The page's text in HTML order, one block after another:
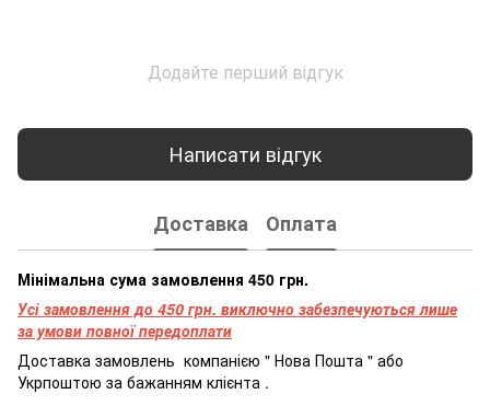
Додайте перший відгук
Написати відгук
Доставка Оплата
Мінімальна сума замовлення 450 грн.
Усі замовлення до 450 грн. виключно забезпечуються лише
за умови повної передоплати
Доставка замовлень компанією " Нова Пошта " або
Укрпоштою за бажанням клієнта .